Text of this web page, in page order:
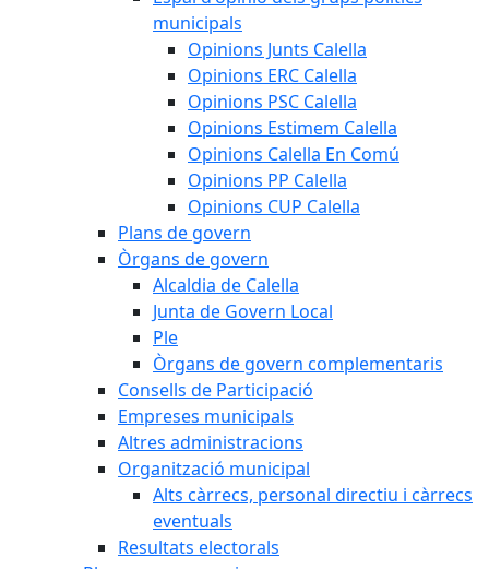
municipals
Opinions Junts Calella
Opinions ERC Calella
Opinions PSC Calella
Opinions Estimem Calella
Opinions Calella En Comú
Opinions PP Calella
Opinions CUP Calella
Plans de govern
Òrgans de govern
Alcaldia de Calella
Junta de Govern Local
Ple
Òrgans de govern complementaris
Consells de Participació
Empreses municipals
Altres administracions
Organització municipal
Alts càrrecs, personal directiu i càrrecs
eventuals
Resultats electorals